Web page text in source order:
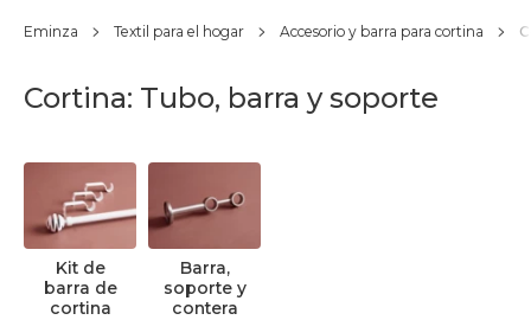
Eminza Textil para el hogar Accesorio y barra para cortina
Cortina: Tubo, barra y soporte
Kit de
barra de
cortina
Barra,
soporte y
contera